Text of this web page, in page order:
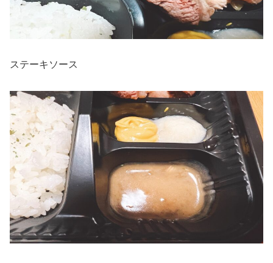
ステーキソース